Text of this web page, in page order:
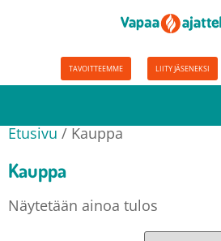
TAVOITTEEMME LIITY JÄSENEKSI
Etusivu / Kauppa
Kauppa
Näytetään ainoa tulos